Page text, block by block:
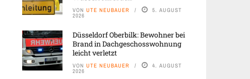
VON UTE NEUBAUER 5. AUGUST
2026
Düsseldorf Oberbilk: Bewohner bei
Brand in Dachgeschosswohnung
leicht verletzt
VON UTE NEUBAUER 4. AUGUST
2026